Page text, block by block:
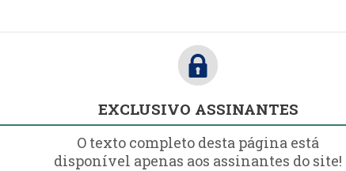
EXCLUSIVO ASSINANTES
O texto completo desta página está
disponível apenas aos assinantes do site!